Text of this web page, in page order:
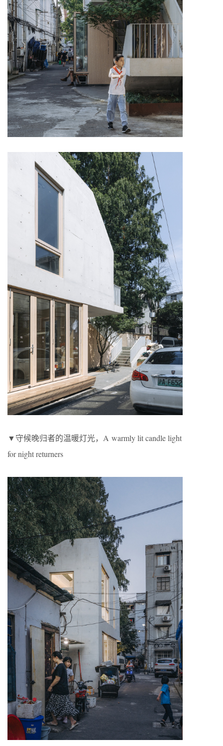
▼守候晚归者的温暖灯光，A warmly lit candle light
for night returners